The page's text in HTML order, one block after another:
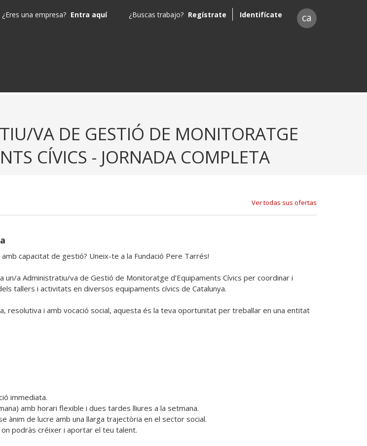
¿Eres una empresa? Entra aquí ¿Buscas trabajo? Regístrate Identifícate ca
VA DE GESTIÓ DE MONITORATGE
CÍVICS - JORNADA COMPLETA
Ver todas sus ofertas
capacitat de gestió? Uneix-te a la Fundació Pere Tarrés!
un/a Administratiu/va de Gestió de Monitoratge d’Equipaments Cívics per coordinar i
tallers i activitats en diversos equipaments cívics de Catalunya.
resolutiva i amb vocació social, aquesta és la teva oportunitat per treballar en una entitat
immediata.
amb horari flexible i dues tardes lliures a la setmana.
ànim de lucre amb una llarga trajectòria en el sector social.
on podràs créixer i aportar el teu talent.